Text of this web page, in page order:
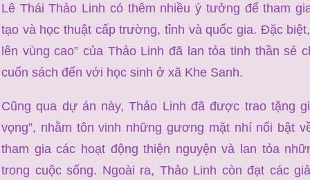
Lê Thái Thảo Linh có thêm nhiều ý tưởng để tham
tạo và học thuật cấp trường, tỉnh và quốc gia. Đặc
lên vùng cao” của Thảo Linh đã lan tỏa tinh thần sẻ
cuốn sách đến với học sinh ở xã Khe Sanh.
Cũng qua dự án này, Thảo Linh đã được trao tặng
vọng”, nhằm tôn vinh những gương mặt nhí nổi bật
tham gia các hoạt động thiện nguyện và lan tỏa
trong cuộc sống. Ngoài ra, Thảo Linh còn đạt các